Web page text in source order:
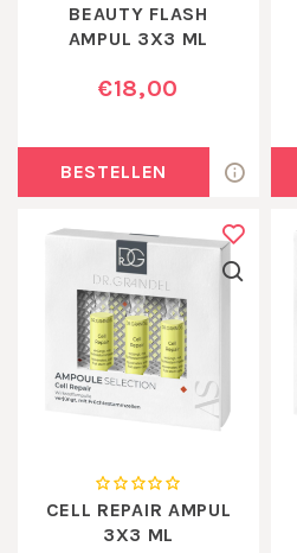
BEAUTY FLASH
AMPUL 3X3 ML
€18,00
BESTELLEN
CELL REPAIR AMPUL
3X3 ML